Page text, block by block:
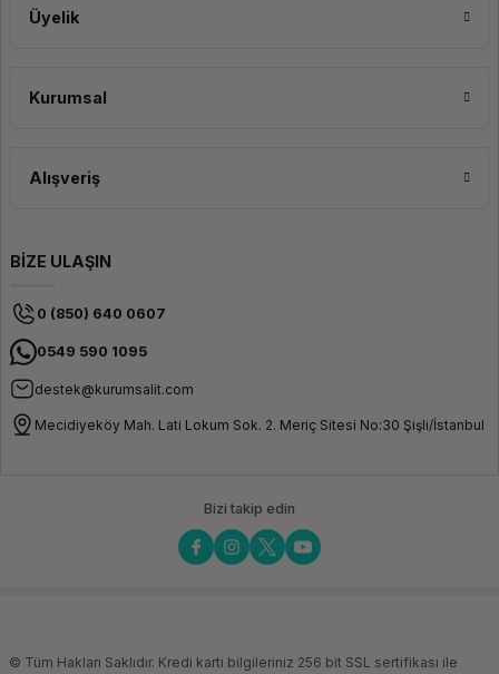
Üyelik
Kurumsal
Alışveriş
BİZE ULAŞIN
0 (850) 640 0607
0549 590 1095
destek@kurumsalit.com
Mecidiyeköy Mah. Lati Lokum Sok. 2. Meriç Sitesi No:30 Şişli/İstanbul
Bizi takip edin
© Tüm Hakları Saklıdır. Kredi kartı bilgileriniz 256 bit SSL sertifikası ile